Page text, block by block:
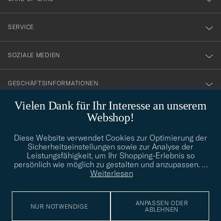
Vielen Dank für Ihr Interesse an unserem
Webshop!
Diese Website verwendet Cookies zur Optimierung der
Sicherheitseinstellungen sowie zur Analyse der
Leistungsfähigkeit, um Ihr Shopping-Erlebnis so
persönlich wie möglich zu gestalten und anzupassen. …
Weiterlesen
NUR NOTWENDIGE
ANPASSEN ODER
ABLEHNEN
vårt
nyhetsbrev!
SERVICE
SOZIALE MEDIEN
GESCHÄFTSINFORMATIONEN
info@careofcarl.de
Benötigen Sie Hilfe bei der Suche nach Ihrem persönlichen Stil?
Wenden Sie sich an uns, wir helfen Ihnen gerne weiter!
STILBERATUNG